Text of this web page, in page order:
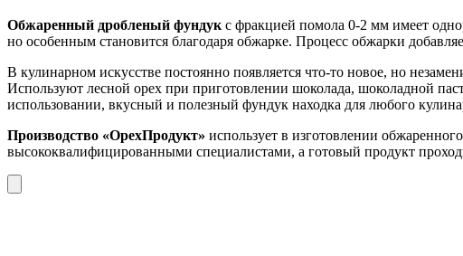
Обжаренный дробленый фундук с фракцией помола 0-2 мм имеет
но особенным становится благодаря обжарке. Процесс обжарки
В кулинарном искусстве постоянно появляется что-то новое, но
Используют лесной орех при приготовлении шоколада, шоколадной
использовании, вкусный и полезный фундук находка для любого
Производство «ОрехПродукт» использует в изготовлении
высококвалифицированными специалистами, а готовый продукт